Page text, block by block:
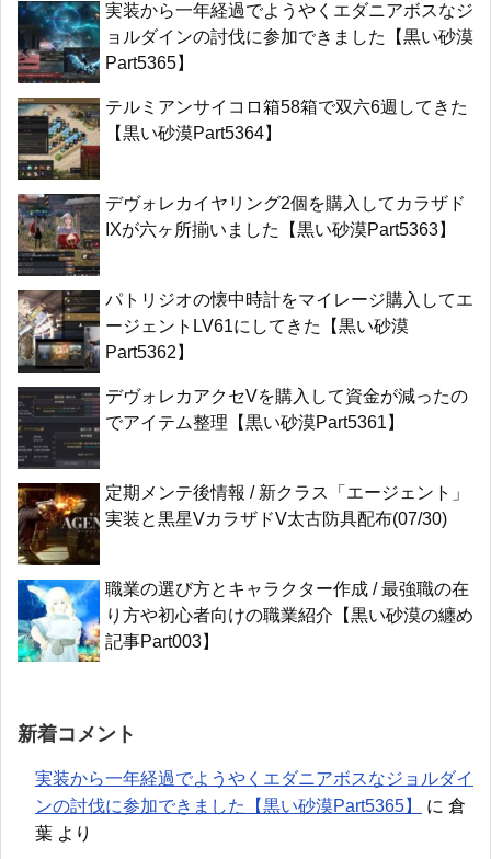
実装から一年経過でようやくエダニアボスなジ
ョルダインの討伐に参加できました【黒い砂漠
Part5365】
テルミアンサイコロ箱58箱で双六6週してきた
【黒い砂漠Part5364】
デヴォレカイヤリング2個を購入してカラザド
IXが六ヶ所揃いました【黒い砂漠Part5363】
パトリジオの懐中時計をマイレージ購入してエ
ージェントLV61にしてきた【黒い砂漠
Part5362】
デヴォレカアクセVを購入して資金が減ったの
でアイテム整理【黒い砂漠Part5361】
定期メンテ後情報 / 新クラス「エージェント」
実装と黒星VカラザドV太古防具配布(07/30)
職業の選び方とキャラクター作成 / 最強職の在
り方や初心者向けの職業紹介【黒い砂漠の纏め
記事Part003】
新着コメント
実装から一年経過でようやくエダニアボスなジョルダイ
ンの討伐に参加できました【黒い砂漠Part5365】
に 倉
葉 より